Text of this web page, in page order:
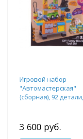
Игровой набор
"Автомастерская"
(сборная), 92
3 600 руб.